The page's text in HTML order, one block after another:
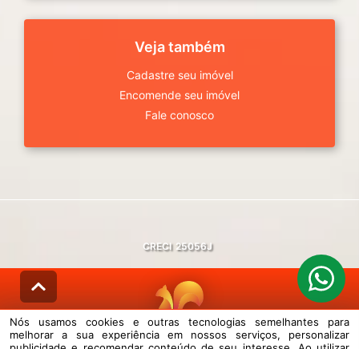
Veja também
Cadastre seu imóvel
Encomende seu imóvel
Fale conosco
CRECI 25056J
© DESENVOLVIDO PELAAGIL.NET
Nós usamos cookies e outras tecnologias semelhantes para
melhorar a sua experiência em nossos serviços, personalizar